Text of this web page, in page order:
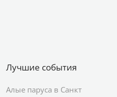
Лучшие события
Алые паруса в Санкт